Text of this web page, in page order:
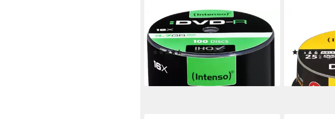
INTENSO
Notebook-Rucksack DVD-R 4,7GB
16x Speed Cake Box 100
(5)
ab 34,94 €
lieferbar - in 2-3 Werktagen bei dir
DVD-
GB,
(2)
ab 15,89 €
lieferbar - in